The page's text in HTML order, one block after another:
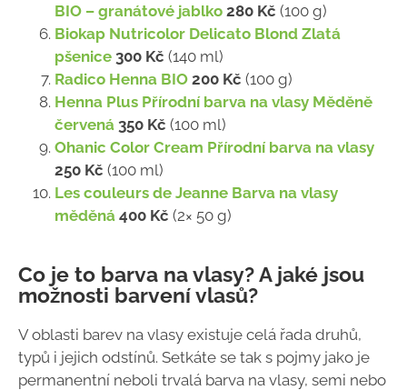
BIO – granátové jablko 280 Kč (100 g)
Biokap Nutricolor Delicato Blond Zlatá
pšenice 300 Kč (140 ml)
Radico Henna BIO 200 Kč (100 g)
Henna Plus Přírodní barva na vlasy Měděně
červená 350 Kč (100 ml)
Ohanic Color Cream Přírodní barva na vlasy
250 Kč (100 ml)
Les couleurs de Jeanne Barva na vlasy
měděná 400 Kč (2× 50 g)
Co je to barva na vlasy? A jaké jsou
možnosti barvení vlasů?
V oblasti barev na vlasy existuje celá řada druhů,
typů i jejich odstínů. Setkáte se tak s pojmy jako je
permanentní neboli trvalá barva na vlasy, semi nebo